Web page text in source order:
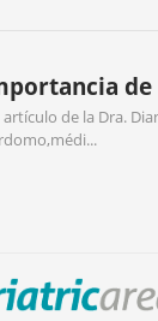
de
artículo de la Dra.